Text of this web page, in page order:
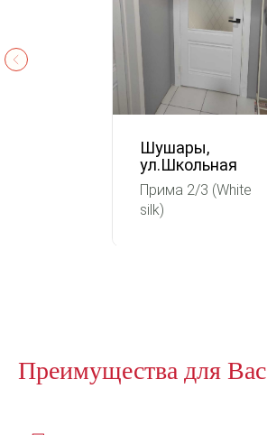
Шушары,
ул.Школьная
Прима 2/3 (White
silk)
Преимущества для Вас